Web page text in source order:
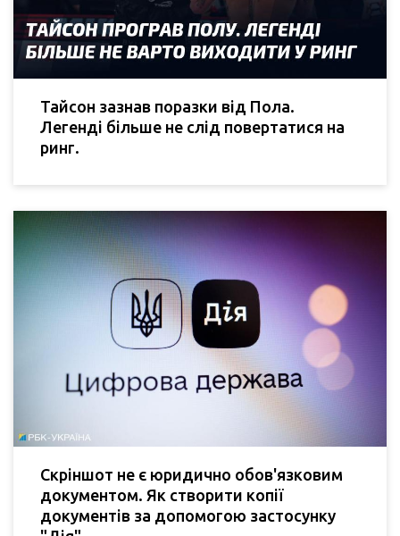
Тайсон зазнав поразки від Пола.
Легенді більше не слід повертатися на
ринг.
Скріншот не є юридично обов'язковим
документом. Як створити копії
документів за допомогою застосунку